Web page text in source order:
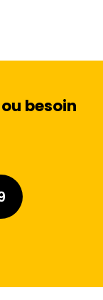
besoin